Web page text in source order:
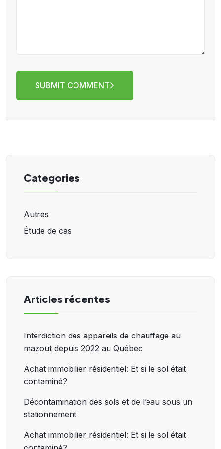
SUBMIT COMMENT
Categories
Autres
Étude de cas
Articles récentes
Interdiction des appareils de chauffage au
mazout depuis 2022 au Québec
Achat immobilier résidentiel: Et si le sol était
contaminé?
Décontamination des sols et de l’eau sous un
stationnement
Achat immobilier résidentiel: Et si le sol était